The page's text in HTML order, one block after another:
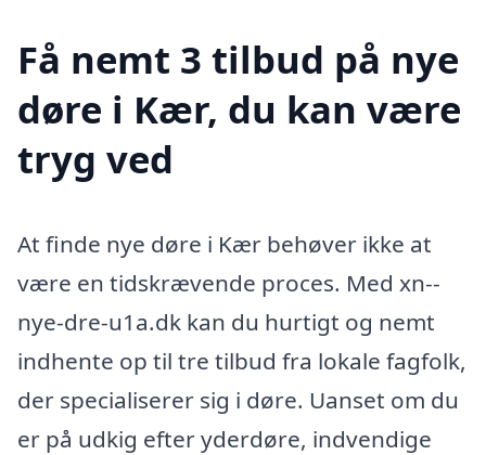
Få nemt 3 tilbud på nye
døre i Kær, du kan være
tryg ved
At finde nye døre i Kær behøver ikke at
være en tidskrævende proces. Med xn--
nye-dre-u1a.dk kan du hurtigt og nemt
indhente op til tre tilbud fra lokale fagfolk,
der specialiserer sig i døre. Uanset om du
er på udkig efter yderdøre, indvendige